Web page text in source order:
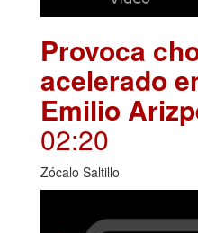
Provoca
acelerado
Emilio
02:20
Zócalo Saltillo